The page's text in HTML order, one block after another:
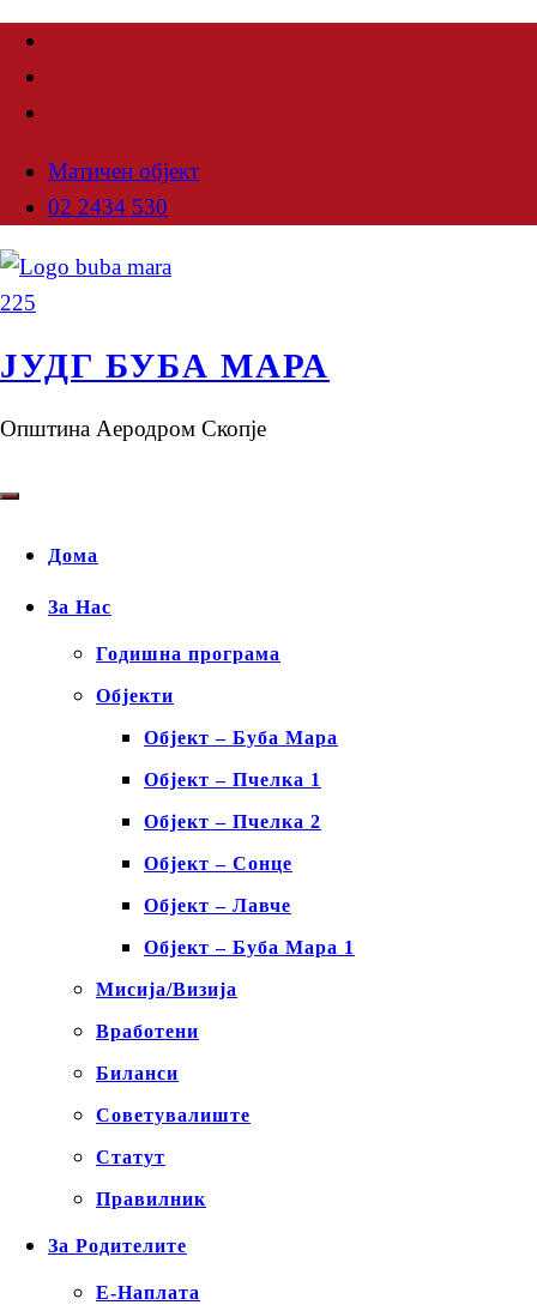
Матичен објект
02 2434 530
ЈУДГ БУБА МАРА
Општина Аеродром Скопје
Дома
За Нас
Годишна програма
Објекти
Објект – Буба Мара
Објект – Пчелка 1
Објект – Пчелка 2
Објект – Сонце
Објект – Лавче
Објект – Буба Мара 1
Мисија/Визија
Вработени
Биланси
Советувалиште
Статут
Правилник
За Родителите
Е-Наплата